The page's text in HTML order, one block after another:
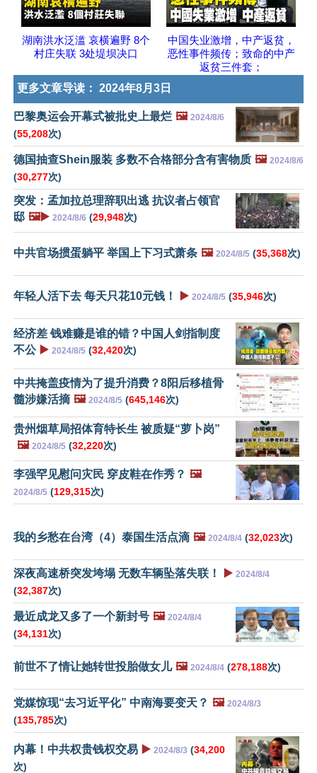
湖南洪水泛滥 哀横遍野 8个
村庄失联 3处堤坝决口
中国失业激增，中产返贫，
恶性事件频传；致命的中产
返贫三件套；
更多文章导读： 2024年8月3日
巴黎奥运会开幕式被批史上最烂 🖼️ 2024/8/6
(55,208次)
德国抽查Shein服装 多数不合格部分含有害物质 🖼️ 2024/8/6
(30,277次)
突发：孟加拉总理辞职出逃 抗议者占领官
邸 🖼️▶️ 2024/8/6 (29,948次)
中共官场掼蛋躺平 举国上下习式萧条 🖼️ 2024/8/5 (35,368次)
年轻人活下去 每天只花10元钱！ ▶️ 2024/8/5 (35,946次)
经济差 钱难赚是谁的错？中国人剑指制度
不公 ▶️ 2024/8/5 (32,420次)
中共掩盖疫情为了提升消费？8阳后移植骨
髓涉嫌活摘 🖼️ 2024/8/5 (645,146次)
贵州烟草局招体育特长生 被质疑“萝卜岗”
🖼️ 2024/8/5 (32,220次)
李强罕见慰问灾民 穿皮鞋在作秀？ 🖼️
2024/8/5 (129,315次)
我的乡愁在台湾（4）泰国生活点滴 🖼️ 2024/8/4 (32,023次)
深夜高速桥突发垮塌 无数车辆坠落失联！ ▶️ 2024/8/4
(32,387次)
最近成龙又多了一个新封号 🖼️ 2024/8/4
(34,131次)
前世不了情让她转世投胎做女儿 🖼️ 2024/8/4 (278,188次)
党媒惊现“去习近平化” 中南海要变天？ 🖼️ 2024/8/3
(135,785次)
内幕！中共权贵钱权交易 ▶️ 2024/8/3 (34,200
次)